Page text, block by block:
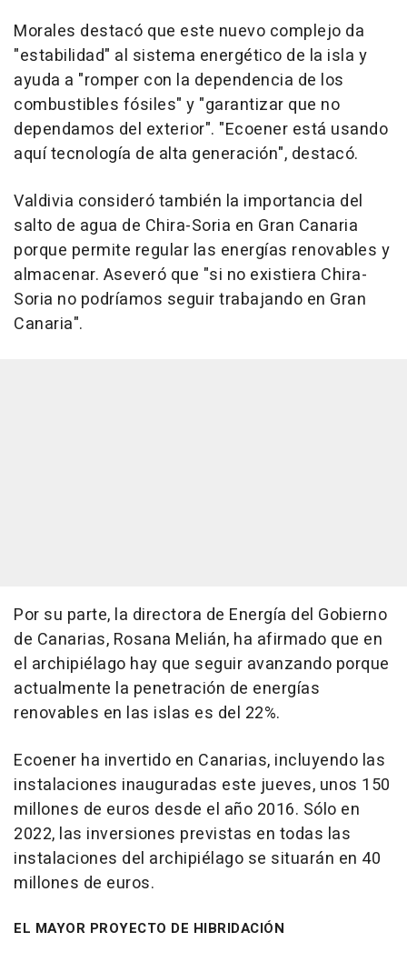
Morales destacó que este nuevo complejo da
"estabilidad" al sistema energético de la isla y
ayuda a "romper con la dependencia de los
combustibles fósiles" y "garantizar que no
dependamos del exterior". "Ecoener está usando
aquí tecnología de alta generación", destacó.
Valdivia consideró también la importancia del
salto de agua de Chira-Soria en Gran Canaria
porque permite regular las energías renovables y
almacenar. Aseveró que "si no existiera Chira-
Soria no podríamos seguir trabajando en Gran
Canaria".
Por su parte, la directora de Energía del Gobierno
de Canarias, Rosana Melián, ha afirmado que en
el archipiélago hay que seguir avanzando porque
actualmente la penetración de energías
renovables en las islas es del 22%.
Ecoener ha invertido en Canarias, incluyendo las
instalaciones inauguradas este jueves, unos 150
millones de euros desde el año 2016. Sólo en
2022, las inversiones previstas en todas las
instalaciones del archipiélago se situarán en 40
millones de euros.
EL MAYOR PROYECTO DE HIBRIDACIÓN